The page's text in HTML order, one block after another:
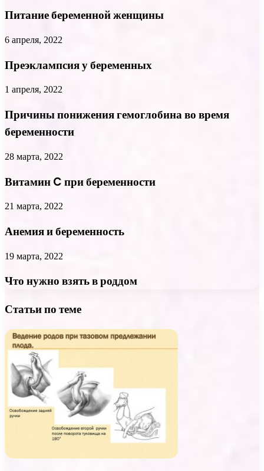
Питание беременной женщины
6 апреля, 2022
Преэклампсия у беременных
1 апреля, 2022
Причины понижения гемоглобина во время
беременности
28 марта, 2022
Витамин C при беременности
21 марта, 2022
Анемия и беременность
19 марта, 2022
Что нужно взять в роддом
Статьи по теме